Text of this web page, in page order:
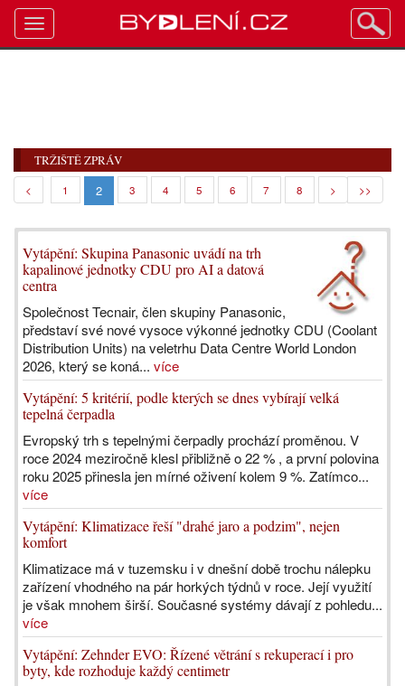
TRŽIŠTĚ ZPRÁV
< 1 2 3 4 5 6 7 8 > >>
Vytápění: Skupina Panasonic uvádí na trh
kapalinové jednotky CDU pro AI a datová
centra
Společnost Tecnair, člen skupiny Panasonic,
představí své nové vysoce výkonné jednotky CDU (Coolant
Distribution Units) na veletrhu Data Centre World London
2026, který se koná... více
Vytápění: 5 kritérií, podle kterých se dnes vybírají velká
tepelná čerpadla
Evropský trh s tepelnými čerpadly prochází proměnou. V
roce 2024 meziročně klesl přibližně o 22 % , a první polovina
roku 2025 přinesla jen mírné oživení kolem 9 %. Zatímco...
více
Vytápění: Klimatizace řeší "drahé jaro a podzim", nejen
komfort
Klimatizace má v tuzemsku i v dnešní době trochu nálepku
zařízení vhodného na pár horkých týdnů v roce. Její využití
je však mnohem širší. Současné systémy dávají z pohledu...
více
Vytápění: Zehnder EVO: Řízené větrání s rekuperací i pro
byty, kde rozhoduje každý centimetr
Toggle
navigation